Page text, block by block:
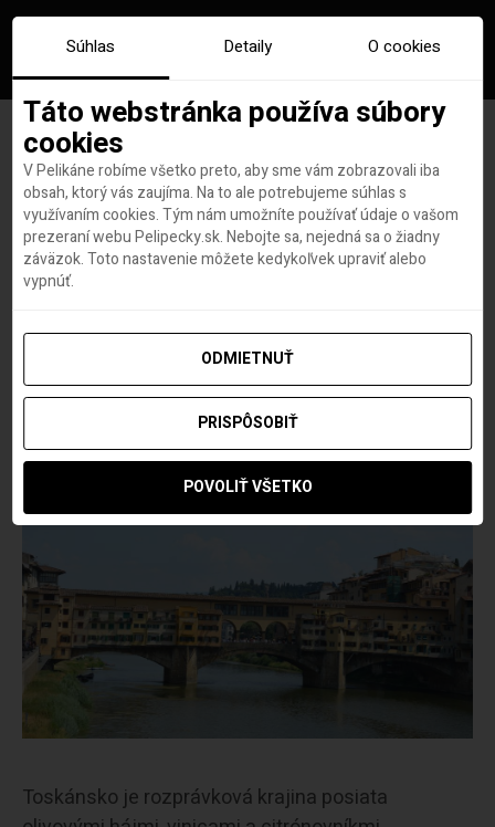
Toskánsko je destinácia
labužníkov
6. OKTÓBRA 2015
Toskánsko je rozprávková krajina posiata
Súhlas Detaily O cookies
Táto webstránka používa súbory
cookies
V Pelikáne robíme všetko preto, aby sme vám zobrazovali iba
obsah, ktorý vás zaujíma. Na to ale potrebujeme súhlas s
využívaním cookies. Tým nám umožníte používať údaje o vašom
prezeraní webu Pelipecky.sk. Nebojte sa, nejedná sa o žiadny
záväzok. Toto nastavenie môžete kedykoľvek upraviť alebo
vypnúť.
ODMIETNUŤ
PRISPÔSOBIŤ
POVOLIŤ VŠETKO